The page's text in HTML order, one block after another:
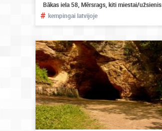
Bākas iela 58, Mērsrags, kiti miestai/užsienis
# kempingai latvijoje